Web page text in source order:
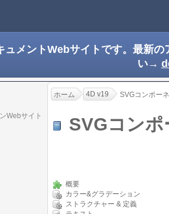
ュメントWebサイトです。最新
い→
Webサイト
ホーム 4D v19 SVGコンポー
SVGコン
概要
カラー&グラデーション
ストラクチャー & 定義